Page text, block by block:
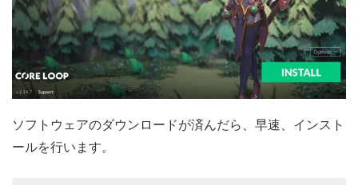
ソフトウェアのダウンロードが済んだら、早速、インスト
ールを行います。